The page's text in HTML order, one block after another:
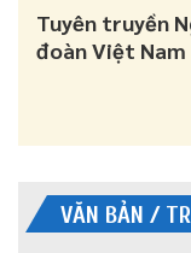
Tuyên truyền
đoàn Việt Nam
VĂN BẢN /